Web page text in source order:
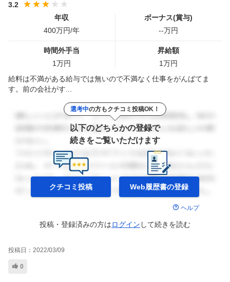
3.2
年収
400万円/年
ボーナス(賞与)
--万円
時間外手当
1万円
昇給額
1万円
給料は不満がある給与では無いので不満なく仕事をがんばてま
す。前の会社がす...
選考中の方もクチコミ投稿OK！
以下のどちらかの登録で
続きをご覧いただけます
クチコミ投稿 Web履歴書の登録
ヘルプ
投稿・登録済みの方はログイン して続きを読む
投稿日： 2022/03/09
0